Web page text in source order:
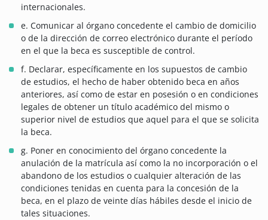
internacionales.
e. Comunicar al órgano concedente el cambio de domicilio
o de la dirección de correo electrónico durante el período
en el que la beca es susceptible de control.
f. Declarar, específicamente en los supuestos de cambio
de estudios, el hecho de haber obtenido beca en años
anteriores, así como de estar en posesión o en condiciones
legales de obtener un título académico del mismo o
superior nivel de estudios que aquel para el que se solicita
la beca.
g. Poner en conocimiento del órgano concedente la
anulación de la matrícula así como la no incorporación o el
abandono de los estudios o cualquier alteración de las
condiciones tenidas en cuenta para la concesión de la
beca, en el plazo de veinte días hábiles desde el inicio de
tales situaciones.